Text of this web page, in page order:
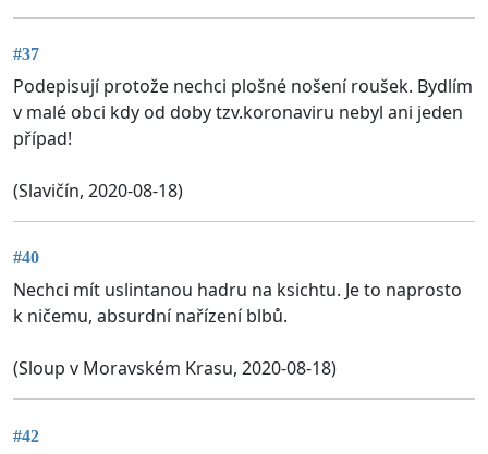
#37
Podepisují protože nechci plošné nošení roušek. Bydlím
v malé obci kdy od doby tzv.koronaviru nebyl ani jeden
případ!
(Slavičín, 2020-08-18)
#40
Nechci mít uslintanou hadru na ksichtu. Je to naprosto
k ničemu, absurdní nařízení blbů.
(Sloup v Moravském Krasu, 2020-08-18)
#42